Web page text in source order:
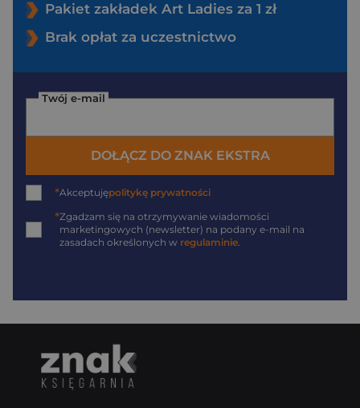
Pakiet zakładek Art Ladies za 1 zł
Brak opłat za uczestnictwo
Twój e-mail
DOŁĄCZ DO ZNAK EKSTRA
*Akceptujępolitykę prywatności
*Zgadzam się na otrzymywanie wiadomości
marketingowych (newsletter) na podany e-mail na
zasadach określonych w regulaminie.